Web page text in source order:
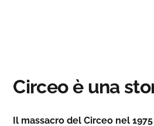
Circeo è una
Il massacro del Circeo nel